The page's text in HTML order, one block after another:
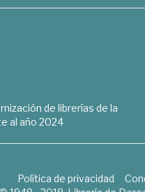
de librerías de la
al año 2024
Política de privacidad